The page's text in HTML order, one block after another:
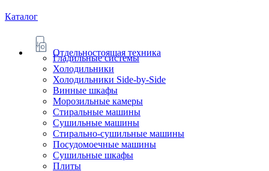
Каталог
Отдельностоящая техника
Гладильные системы
Холодильники
Холодильники Side-by-Side
Винные шкафы
Морозильные камеры
Стиральные машины
Сушильные машины
Стирально-сушильные машины
Посудомоечные машины
Сушильные шкафы
Плиты